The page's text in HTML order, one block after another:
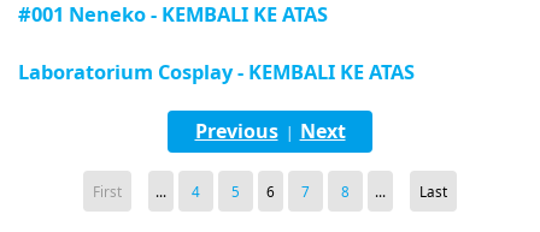
#001 Neneko - KEMBALI KE ATAS
Laboratorium Cosplay - KEMBALI KE ATAS
Previous| Next
First ... 4 5 6 7 8 ... Last